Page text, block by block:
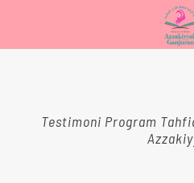
Testimoni Program